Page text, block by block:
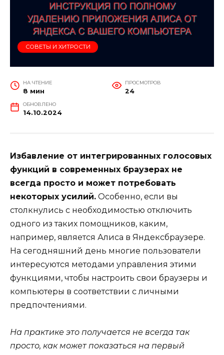
СОВЕТЫ И ХИТРОСТИ
НА ЧТЕНИЕ
8 мин
ПРОСМОТРОВ
24
ОБНОВЛЕНО
14.10.2024
Избавление от интегрированных голосовых
функций в современных браузерах не
всегда просто и может потребовать
некоторых усилий. Особенно, если вы
столкнулись с необходимостью отключить
одного из таких помощников, каким,
например, является Алиса в Яндексбраузере.
На сегодняшний день многие пользователи
интересуются методами управления этими
функциями, чтобы настроить свои браузеры и
компьютеры в соответствии с личными
предпочтениями.
На практике это получается не всегда так
просто, как может показаться на первый